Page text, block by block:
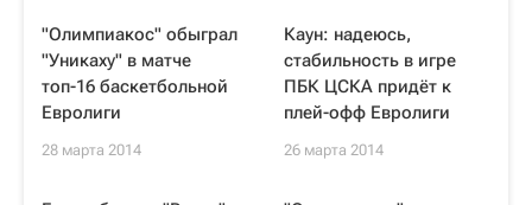
"Олимпиакос" обыграл
"Уникаху" в матче
топ-16 баскетбольной
Евролиги
28 марта 2014
Каун: надеюсь,
стабильность в игре
ПБК ЦСКА придёт к
плей-офф Евролиги
26 марта 2014